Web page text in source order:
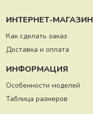
ИНТЕРНЕТ-МАГАЗИН
Как сделать заказ
Доставка и оплата
ИНФОРМАЦИЯ
Особенности моделей
Таблица размеров